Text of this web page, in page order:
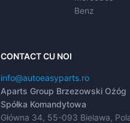
Benz
CONTACT CU NOI
info@autoeasyparts.ro
Aparts Group Brzezowski Ożóg
Spółka Komandytowa
Główna 34, 55-093 Bielawa,